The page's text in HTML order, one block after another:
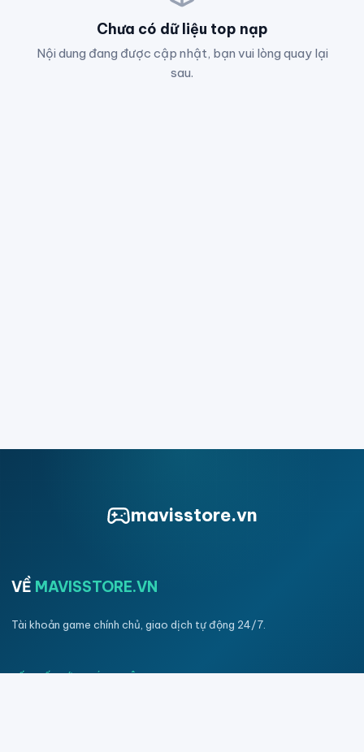
Chưa có dữ liệu top nạp
Nội dung đang được cập nhật, bạn vui lòng quay lại
sau.
mavisstore.vn
VỀ MAVISSTORE.VN
Tài khoản game chính chủ, giao dịch tự động 24/7.
KẾT NỐI VỚI CHÚNG TÔI